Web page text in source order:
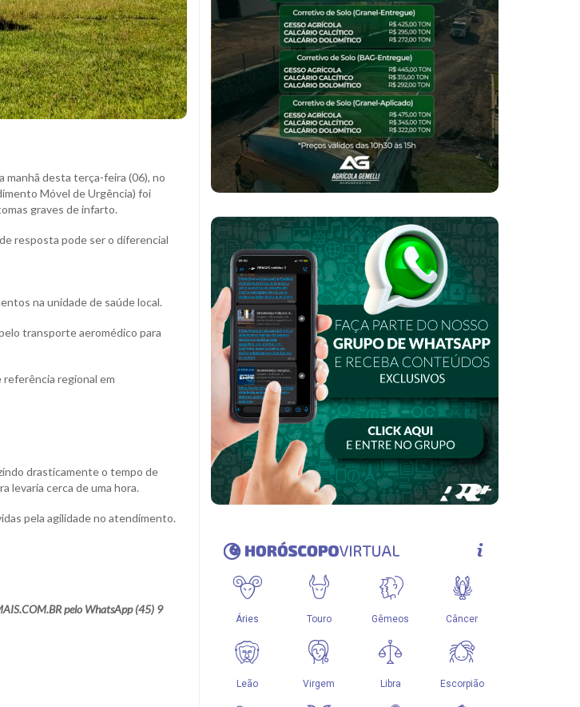
manhã desta terça-feira (06), no
Móvel de Urgência) foi
graves de infarto.
resposta pode ser o diferencial
na unidade de saúde local.
transporte aeromédico para
referência regional em
drasticamente o tempo de
levaria cerca de uma hora.
pela agilidade no atendimento.
pelo WhatsApp (45) 9